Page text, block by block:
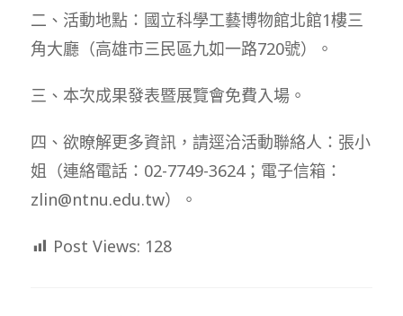
二、活動地點：國立科學工藝博物館北館1樓三
角大廳（高雄市三民區九如一路720號）。
三、本次成果發表暨展覽會免費入場。
四、欲瞭解更多資訊，請逕洽活動聯絡人：張小
姐（連絡電話：02-7749-3624；電子信箱：
zlin@ntnu.edu.tw）。
Post Views: 128